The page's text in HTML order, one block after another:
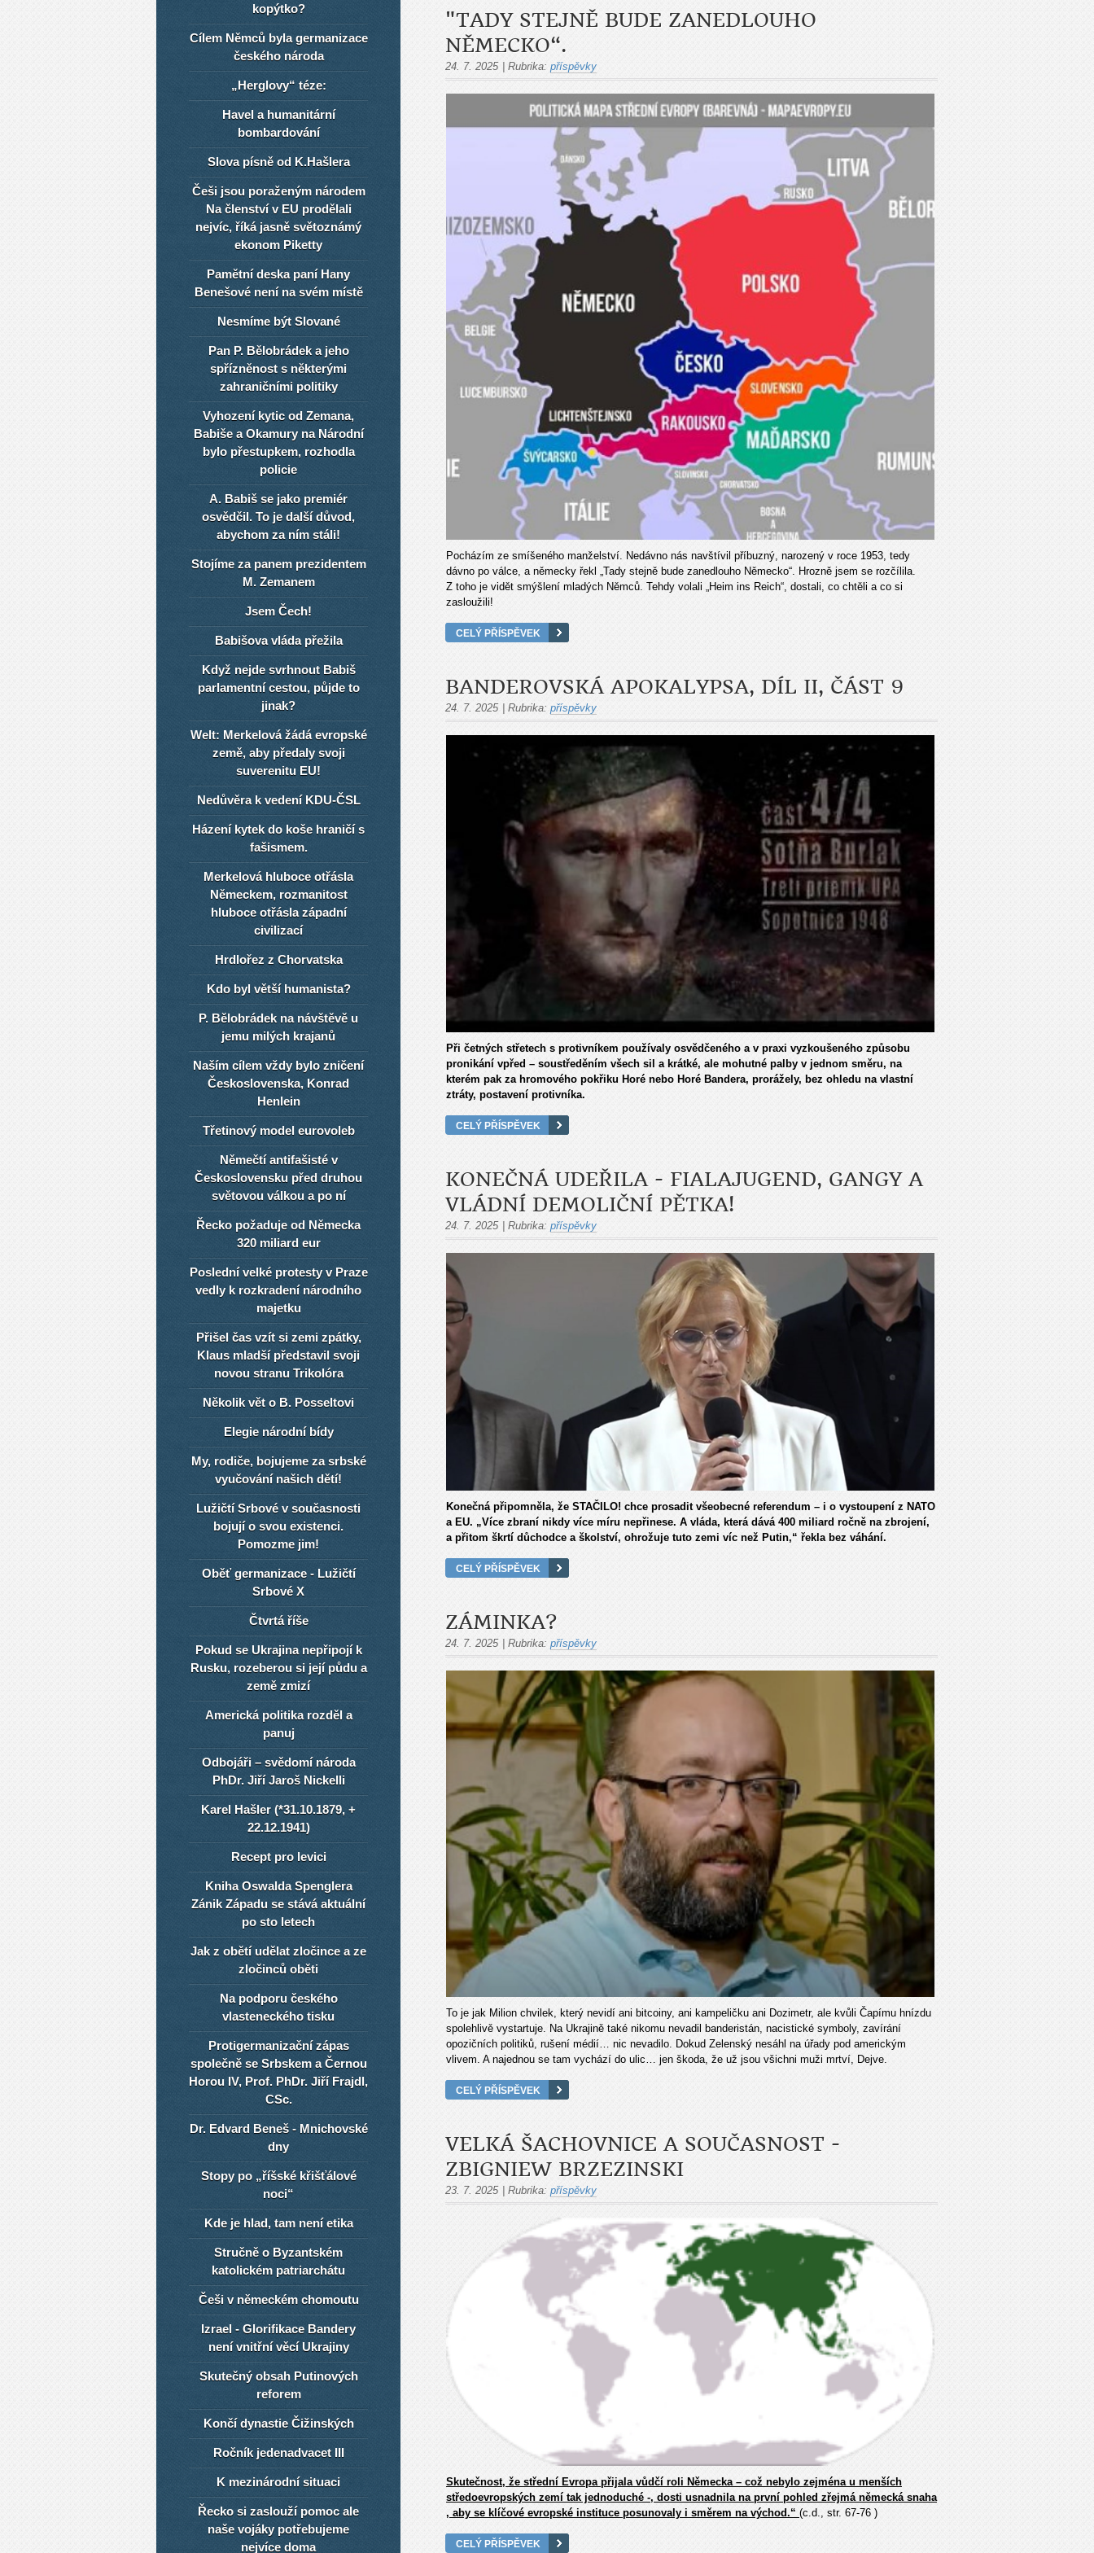
"TADY STEJNĚ BUDE ZANEDLOUHO
NĚMECKO“.
24. 7. 2025 Rubrika: příspěvky
Pocházím ze smíšeného manželství. Nedávno nás navštívil příbuzný, narozený v roce 1953, tedy
dávno po válce, a německy řekl „Tady stejně bude zanedlouho Německo“. Hrozně jsem se rozčílila.
Z toho je vidět smýšlení mladých Němců. Tehdy volali „Heim ins Reich“, dostali, co chtěli a co si
zasloužili!
CELÝ PŘÍSPĚVEK
BANDEROVSKÁ APOKALYPSA, DÍL II, ČÁST 9
24. 7. 2025 Rubrika: příspěvky
Při četných střetech s protivníkem používaly osvědčeného a v praxi vyzkoušeného způsobu
pronikání vpřed – soustředěním všech sil a krátké, ale mohutné palby v jednom směru, na
kterém pak za hromového pokřiku Horé nebo Horé Bandera, prorážely, bez ohledu na vlastní
ztráty, postavení protivníka.
CELÝ PŘÍSPĚVEK
KONEČNÁ UDEŘILA - FIALAJUGEND, GANGY A
VLÁDNÍ DEMOLIČNÍ PĚTKA!
24. 7. 2025 Rubrika: příspěvky
Konečná připomněla, že STAČILO! chce prosadit všeobecné referendum – i o vystoupení z NATO
a EU. „Více zbraní nikdy více míru nepřinese. A vláda, která dává 400 miliard ročně na zbrojení,
a přitom škrtí důchodce a školství, ohrožuje tuto zemi víc než Putin,“ řekla bez váhání.
CELÝ PŘÍSPĚVEK
ZÁMINKA?
24. 7. 2025 | Rubrika: příspěvky
To je jak Milion chvilek, který nevidí ani bitcoiny, ani kampeličku ani Dozimetr, ale kvůli Čapímu hnízdu
spolehlivě vystartuje. Na Ukrajině také nikomu nevadil banderistán, nacistické symboly, zavírání
opozičních politiků, rušení médií… nic nevadilo. Dokud Zelenský nesáhl na úřady pod americkým
vlivem. A najednou se tam vychází do ulic… jen škoda, že už jsou všichni muži mrtví, Dejve.
CELÝ PŘÍSPĚVEK
VELKÁ ŠACHOVNICE A SOUČASNOST -
ZBIGNIEW BRZEZINSKI
23. 7. 2025 | Rubrika: příspěvky
Skutečnost, že střední Evropa přijala vůdčí roli Německa – což nebylo zejména u menších
středoevropských zemí tak jednoduché -, dosti usnadnila na první pohled zřejmá německá snaha
, aby se klíčové evropské instituce posunovaly i směrem na východ.“ (c.d., str. 67-76 )
CELÝ PŘÍSPĚVEK
kopýtko?
Cílem Němců byla germanizace
českého národa
„Herglovy“ téze:
Havel a humanitární
bombardování
Slova písně od K.Hašlera
Češi jsou poraženým národem
Na členství v EU prodělali
nejvíc, říká jasně světoznámý
ekonom Piketty
Pamětní deska paní Hany
Benešové není na svém místě
Nesmíme být Slované
Pan P. Bělobrádek a jeho
spřízněnost s některými
zahraničními politiky
Vyhození kytic od Zemana,
Babiše a Okamury na Národní
bylo přestupkem, rozhodla
policie
A. Babiš se jako premiér
osvědčil. To je další důvod,
abychom za ním stáli!
Stojíme za panem prezidentem
M. Zemanem
Jsem Čech!
Babišova vláda přežila
Když nejde svrhnout Babiš
parlamentní cestou, půjde to
jinak?
Welt: Merkelová žádá evropské
země, aby předaly svoji
suverenitu EU!
Nedůvěra k vedení KDU-ČSL
Házení kytek do koše hraničí s
fašismem.
Merkelová hluboce otřásla
Německem, rozmanitost
hluboce otřásla západní
civilizací
Hrdlořez z Chorvatska
Kdo byl větší humanista?
P. Bělobrádek na návštěvě u
jemu milých krajanů
Naším cílem vždy bylo zničení
Československa, Konrad
Henlein
Třetinový model eurovoleb
Němečtí antifašisté v
Československu před druhou
světovou válkou a po ní
Řecko požaduje od Německa
320 miliard eur
Poslední velké protesty v Praze
vedly k rozkradení národního
majetku
Přišel čas vzít si zemi zpátky,
Klaus mladší představil svoji
novou stranu Trikolóra
Několik vět o B. Posseltovi
Elegie národní bídy
My, rodiče, bojujeme za srbské
vyučování našich dětí!
Lužičtí Srbové v současnosti
bojují o svou existenci.
Pomozme jim!
Oběť germanizace - Lužičtí
Srbové X
Čtvrtá říše
Pokud se Ukrajina nepřipojí k
Rusku, rozeberou si její půdu a
země zmizí
Americká politika rozděl a
panuj
Odbojáři – svědomí národa
PhDr. Jiří Jaroš Nickelli
Karel Hašler (*31.10.1879, +
22.12.1941)
Recept pro levici
Kniha Oswalda Spenglera
Zánik Západu se stává aktuální
po sto letech
Jak z obětí udělat zločince a ze
zločinců oběti
Na podporu českého
vlasteneckého tisku
Protigermanizační zápas
společně se Srbskem a Černou
Horou IV, Prof. PhDr. Jiří Frajdl,
CSc.
Dr. Edvard Beneš - Mnichovské
dny
Stopy po „říšské křišťálové
noci“
Kde je hlad, tam není etika
Stručně o Byzantském
katolickém patriarchátu
Češi v německém chomoutu
Izrael - Glorifikace Bandery
není vnitřní věcí Ukrajiny
Skutečný obsah Putinových
reforem
Končí dynastie Čižinských
Ročník jedenadvacet III
K mezinárodní situaci
Řecko si zaslouží pomoc ale
naše vojáky potřebujeme
nejvíce doma